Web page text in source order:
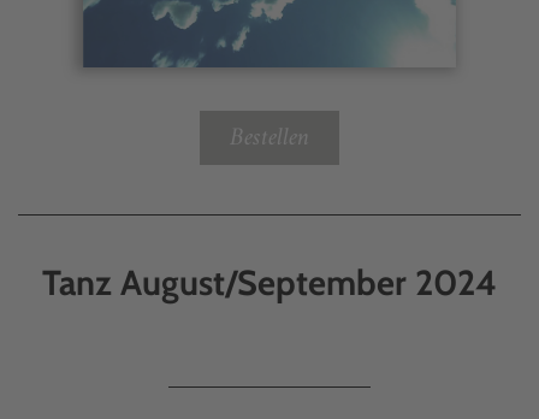
Bestellen
Tanz August/September 2024